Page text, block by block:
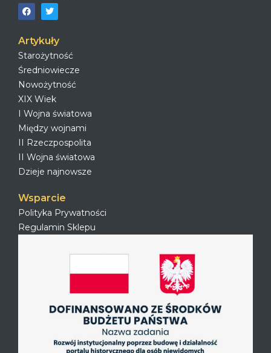
Artykuły
Starożytność
Średniowiecze
Nowożytność
XIX Wiek
I Wojna światowa
Między wojnami
II Rzeczpospolita
II Wojna światowa
Dzieje najnowsze
Wsparcie
Polityka Prywatności
Regulamin Sklepu